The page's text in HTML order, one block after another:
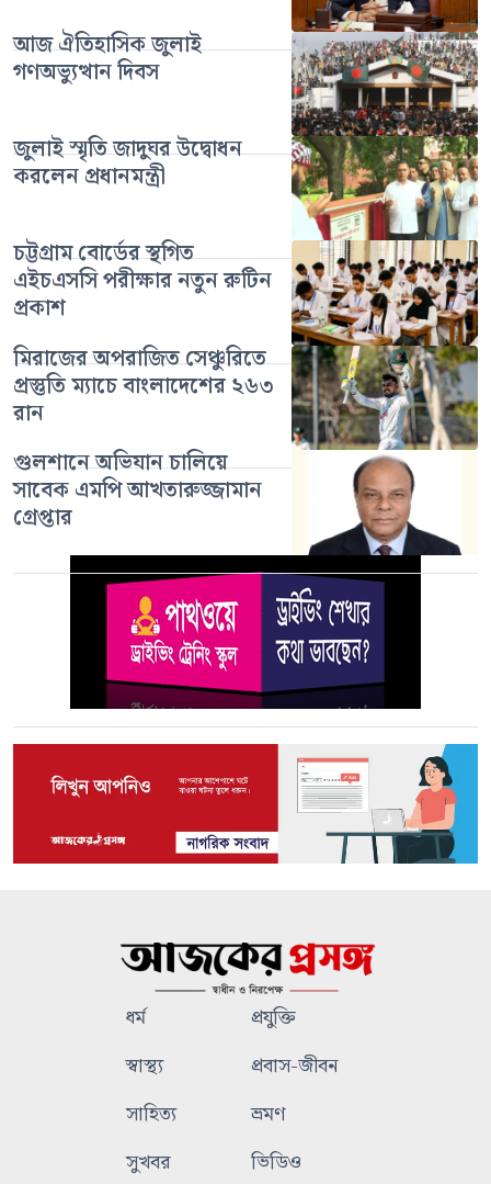
আজ ঐতিহাসিক জুলাই
গণঅভ্যুত্থান দিবস
জুলাই স্মৃতি জাদুঘর উদ্বোধন
করলেন প্রধানমন্ত্রী
চট্টগ্রাম বোর্ডের স্থগিত
এইচএসসি পরীক্ষার নতুন রুটিন
প্রকাশ
মিরাজের অপরাজিত সেঞ্চুরিতে
প্রস্তুতি ম্যাচে বাংলাদেশের ২৬৩
রান
গুলশানে অভিযান চালিয়ে
সাবেক এমপি আখতারুজ্জামান
গ্রেপ্তার
ধর্ম
প্রযুক্তি
স্বাস্থ্য
প্রবাস-জীবন
সাহিত্য
ভ্রমণ
সুখবর
ভিডিও